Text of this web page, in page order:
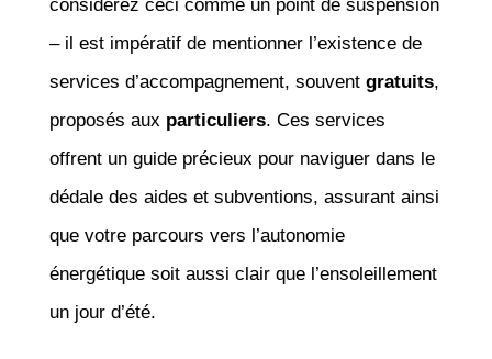
considérez ceci comme un point de suspension
– il est impératif de mentionner l’existence de
services d’accompagnement, souvent gratuits,
proposés aux particuliers. Ces services
offrent un guide précieux pour naviguer dans le
dédale des aides et subventions, assurant ainsi
que votre parcours vers l’autonomie
énergétique soit aussi clair que l’ensoleillement
un jour d’été.